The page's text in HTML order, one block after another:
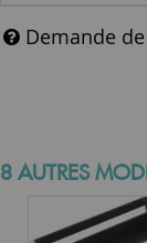
Demande
8 AUTRES